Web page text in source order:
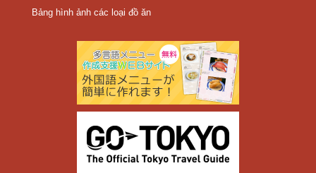
Bảng hình ảnh các loại đồ ăn